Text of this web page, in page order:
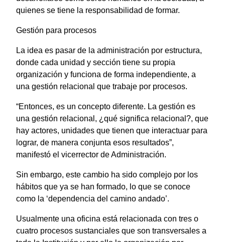
quienes se tiene la responsabilidad de formar.
Gestión para procesos
La idea es pasar de la administración por estructura,
donde cada unidad y sección tiene su propia
organización y funciona de forma independiente, a
una gestión relacional que trabaje por procesos.
“Entonces, es un concepto diferente. La gestión es
una gestión relacional, ¿qué significa relacional?, que
hay actores, unidades que tienen que interactuar para
lograr, de manera conjunta esos resultados”,
manifestó el vicerrector de Administración.
Sin embargo, este cambio ha sido complejo por los
hábitos que ya se han formado, lo que se conoce
como la ‘dependencia del camino andado’.
Usualmente una oficina está relacionada con tres o
cuatro procesos sustanciales que son transversales a